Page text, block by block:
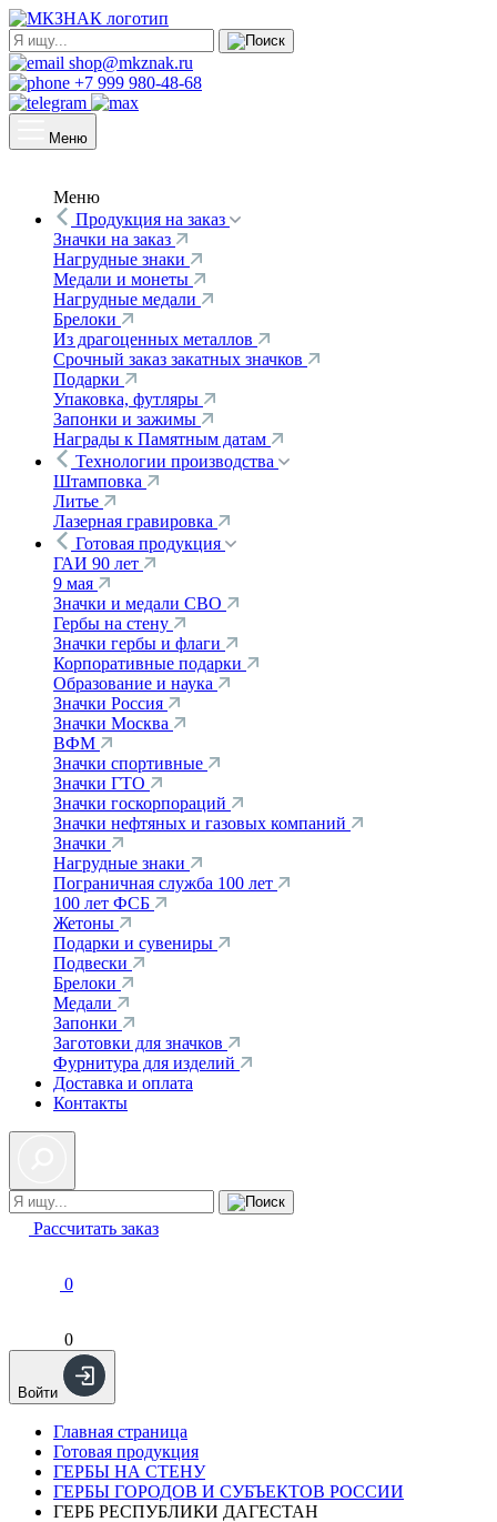
shop@mkznak.ru
+7 999 980-48-68
Меню
Меню
Продукция на заказ
Значки на заказ
Нагрудные знаки
Медали и монеты
Нагрудные медали
Брелоки
Из драгоценных металлов
Срочный заказ закатных значков
Подарки
Упаковка, футляры
Запонки и зажимы
Награды к Памятным датам
Технологии производства
Штамповка
Литье
Лазерная гравировка
Готовая продукция
ГАИ 90 лет
9 мая
Значки и медали СВО
Гербы на стену
Значки гербы и флаги
Корпоративные подарки
Образование и наука
Значки Россия
Значки Москва
ВФМ
Значки спортивные
Значки ГТО
Значки госкорпораций
Значки нефтяных и газовых компаний
Значки
Нагрудные знаки
Пограничная служба 100 лет
100 лет ФСБ
Жетоны
Подарки и сувениры
Подвески
Брелоки
Медали
Запонки
Заготовки для значков
Фурнитура для изделий
Доставка и оплата
Контакты
Рассчитать заказ
0
0
Войти
Главная страница
Готовая продукция
ГЕРБЫ НА СТЕНУ
ГЕРБЫ ГОРОДОВ И СУБЪЕКТОВ РОССИИ
ГЕРБ РЕСПУБЛИКИ ДАГЕСТАН